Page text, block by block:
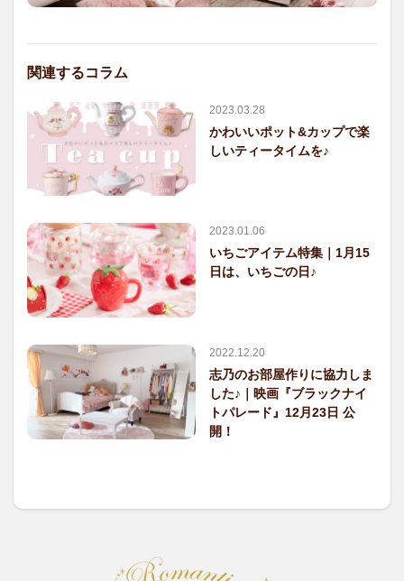
関連するコラム
2023.03.28
かわいいポット&カップで楽
しいティータイムを♪
2023.01.06
いちごアイテム特集｜1月15
日は、いちごの日♪
2022.12.20
志乃のお部屋作りに協力しま
した♪｜映画『ブラックナイ
トパレード』12月23日 公
開！